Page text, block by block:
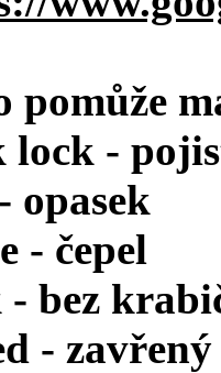
pomůže
lock -
opasek
- čepel
bez
- zavřený